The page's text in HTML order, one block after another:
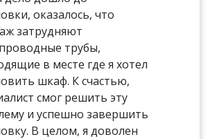
оказалось, что
затрудняют
трубы,
в месте где я хотел
шкаф. К счастью,
смог решить эту
и успешно завершить
В целом, я доволен